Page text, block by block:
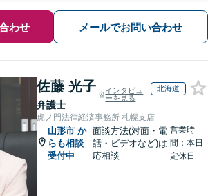
わせ メールでお問い合わせ
佐藤 光子
弁護士
インタビュ
ーを見る
北海道
虎ノ門法律経済事務所 札幌支店
山形市 か
らも相談
受付中
面談方法(対面・電
話・ビデオなど)は
応相談
営業時
間：本日
定休日